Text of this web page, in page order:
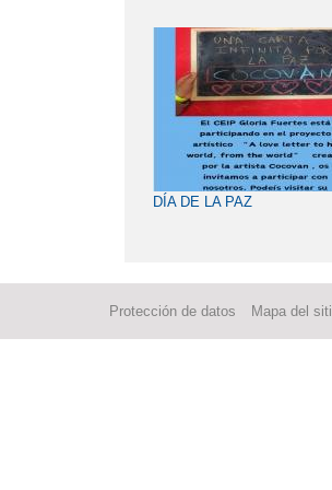
DÍA DE LA PAZ
Protección de datos Mapa del